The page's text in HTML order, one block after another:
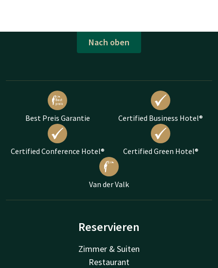
Nach oben
Best Preis Garantie Certified Business Hotel®
Certified Conference Hotel® Certified Green Hotel®
Van der Valk
Reservieren
Zimmer & Suiten
Restaurant